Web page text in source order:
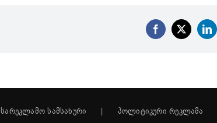
Facebook
X
სარეკლამო სამსახური პოლიტიკური რეკლამა